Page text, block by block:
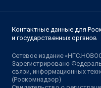
Контактные данные для
и государственных органов
Сетевое издание
Зарегистрировано
связи, информационных
(Роскомнадзор)